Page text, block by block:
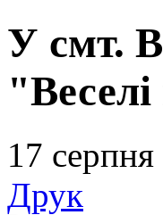
У смт.
17
Друк